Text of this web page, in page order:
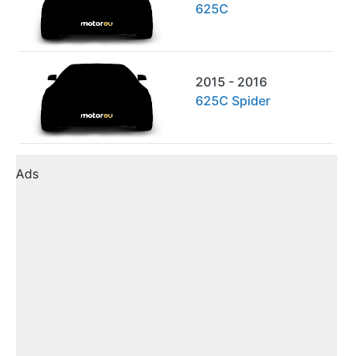
625C
2015 - 2016
625C Spider
Ads